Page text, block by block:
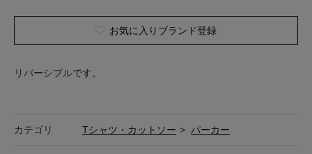
お気に入りブランド登録
リバーシブルです。
カテゴリ Tシャツ・カットソー > パーカー